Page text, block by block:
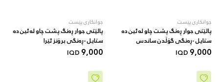
جوانکاری پێست
پالێتی جوار ڕەنگ پشت چاو لە ئین دە
ستایل -ڕەنگی گۆڵدن ساندس
9,000
IQD
جوانکاری پێست
پالێتی جوار ڕەنگ پشت چاو لە ئین دە
ستایل -ڕەنگی برۆنز ئێرا
9,000
IQD